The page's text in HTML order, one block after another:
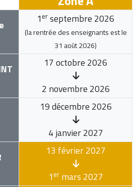
1 er septembre 2026
(la rentrée des enseignants est le
31 août 2026)
17 octobre 2026
2 novembre 2026
19 décembre 2026
4 janvier 2027
13 février 2027
1ermars 2027